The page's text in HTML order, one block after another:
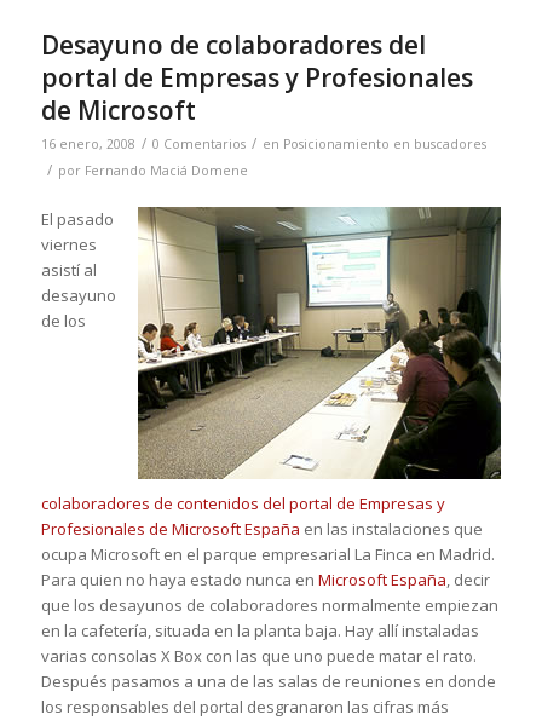
Desayuno de colaboradores del
portal de Empresas y Profesionales
de Microsoft
16 enero, 2008 / 0 Comentarios / en Posicionamiento en buscadores
/ por Fernando Maciá Domene
El pasado
viernes
asistí al
desayuno
de los
colaboradores de contenidos del portal de Empresas y
Profesionales de Microsoft España en las instalaciones que
ocupa Microsoft en el parque empresarial La Finca en Madrid.
Para quien no haya estado nunca en Microsoft España, decir
que los desayunos de colaboradores normalmente empiezan
en la cafetería, situada en la planta baja. Hay allí instaladas
varias consolas X Box con las que uno puede matar el rato.
Después pasamos a una de las salas de reuniones en donde
los responsables del portal desgranaron las cifras más